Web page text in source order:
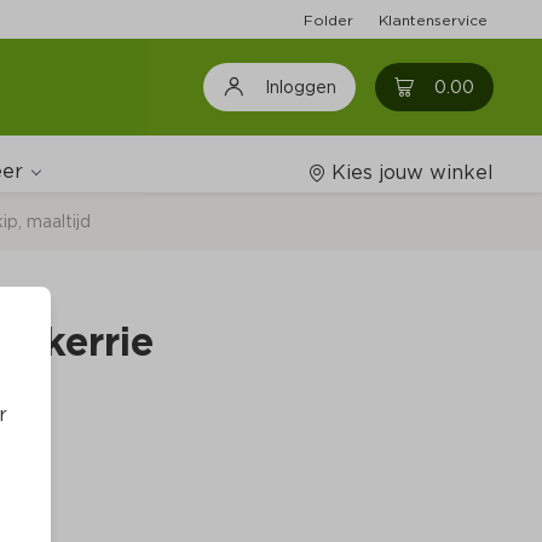
Folder Klantenservice
Inloggen 0.00 0
Wijnshop
Kies jouw winkel
maaltijd
kerrie